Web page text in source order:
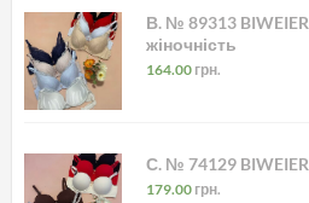
В. № 89313
жіночність
164.00 грн.
С. № 74129
179.00 грн.